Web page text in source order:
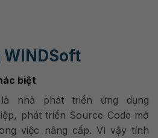
biệt
nhà phát triển ứng dụng
phát triển Source Code mở
việc nâng cấp. Vì vậy tính